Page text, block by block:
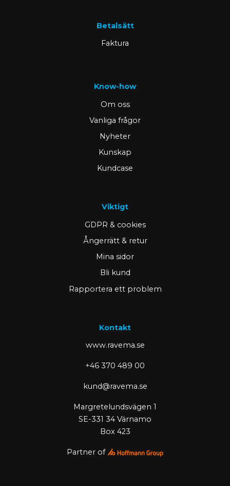
Betalsätt
Faktura
Know-how
Om oss
Vanliga frågor
Nyheter
Kunskap
Kundcase
Viktigt
GDPR & cookies
Ångerrätt & retur
Mina sidor
Bli kund
Rapportera ett problem
Kontakt
www.ravema.se
+46 370 489 00
kund@ravema.se
Margretelundsvägen 1
SE-331 34 Värnamo
Box 423
Partner of